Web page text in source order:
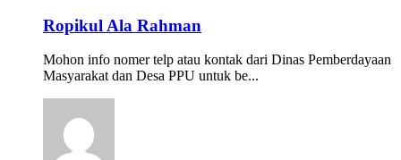
Ropikul Ala Rahman
Mohon info nomer telp atau kontak dari Dinas Pemberdayaan
Masyarakat dan Desa PPU untuk be...